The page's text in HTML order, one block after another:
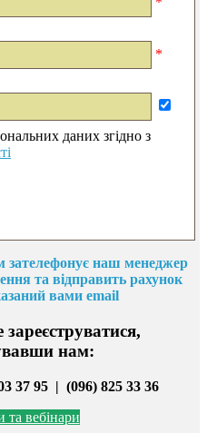
*
даних згідно з
зателефонує наш менеджер
та відправить рахунок
й вами email
нам:
37 95 | (096) 825 33 36
та вебінари